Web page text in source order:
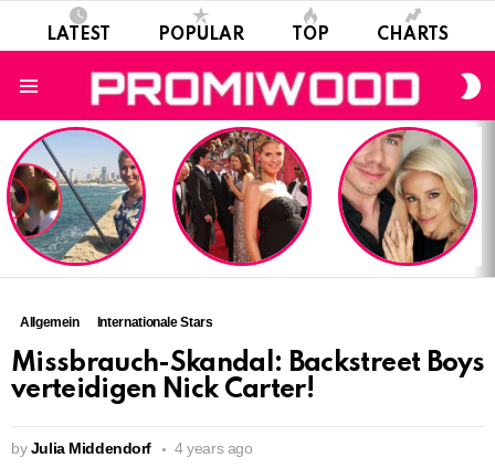
LATEST POPULAR TOP CHARTS
LATEST
STORIES
Allgemein Internationale Stars
Missbrauch-Skandal: Backstreet Boys
verteidigen Nick Carter!
by Julia Middendorf 4 years ago